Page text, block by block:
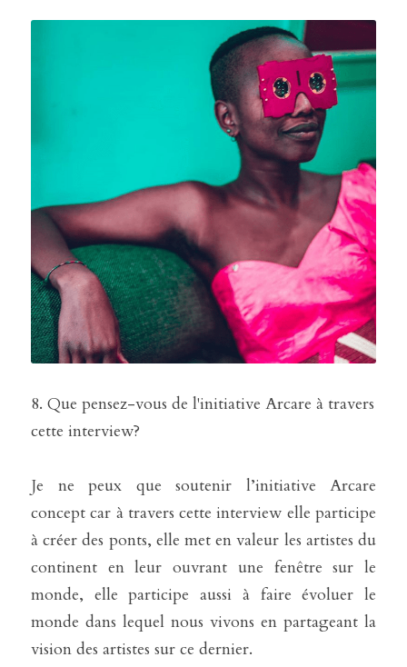
8. Que pensez-vous de l'initiative Arcare à travers
cette interview?
Je ne peux que soutenir l’initiative Arcare
concept car à travers cette interview elle participe
à créer des ponts, elle met en valeur les artistes du
continent en leur ouvrant une fenêtre sur le
monde, elle participe aussi à faire évoluer le
monde dans lequel nous vivons en partageant la
vision des artistes sur ce dernier.